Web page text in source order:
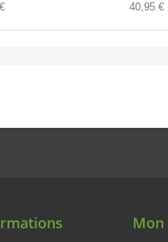
40,95 €
Mon